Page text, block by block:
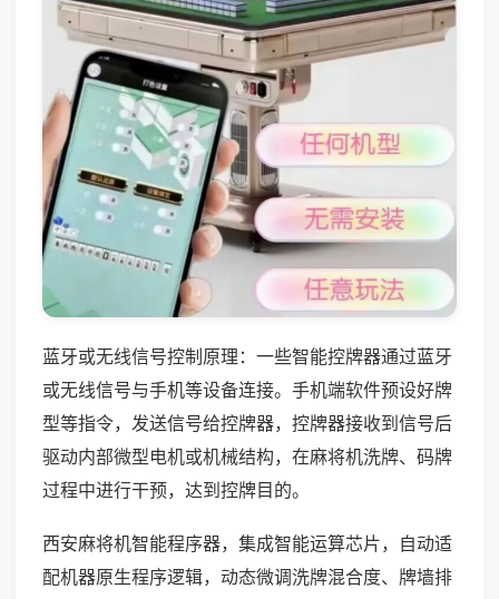
蓝牙或无线信号控制原理：一些智能控牌器通过蓝牙
或无线信号与手机等设备连接。手机端软件预设好牌
型等指令，发送信号给控牌器，控牌器接收到信号后
驱动内部微型电机或机械结构，在麻将机洗牌、码牌
过程中进行干预，达到控牌目的。
西安麻将机智能程序器，集成智能运算芯片，自动适
配机器原生程序逻辑，动态微调洗牌混合度、牌墙排